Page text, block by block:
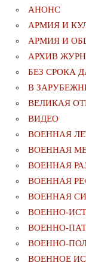
АНОНС
АРМИЯ И
АРМИЯ И
АРХИВ
БЕЗ СРОКА
В
ВЕЛИКАЯ
ВИДЕО
ВОЕННАЯ
ВОЕННАЯ
ВОЕННАЯ
ВОЕННАЯ
ВОЕННАЯ
ВОЕННО-
ВОЕННО-
ВОЕННО-
ВОЕННОЕ